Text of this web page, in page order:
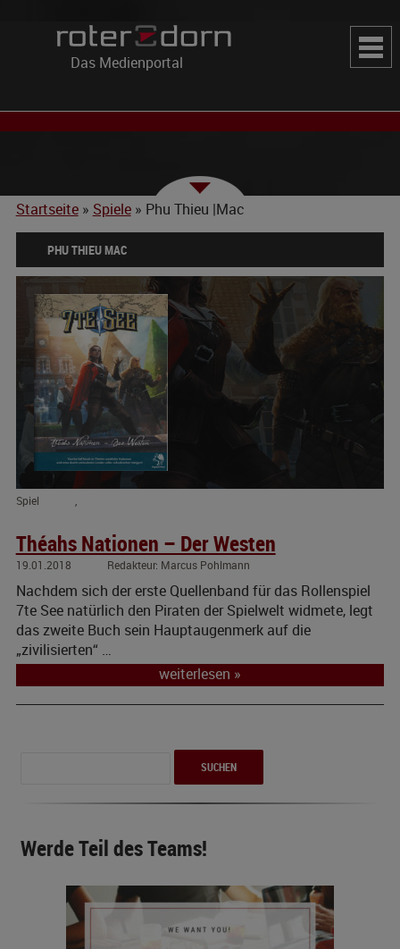
Das Medienportal
Startseite» Spiele» Phu Thieu |Mac
PHU THIEU MAC
Spiel
Théahs Nationen – Der Westen
19.01.2018 Marcus Pohlmann
Nachdem sich der erste Quellenband für das Rollenspiel
7te See natürlich den Piraten der Spielwelt widmete, legt
das zweite Buch sein Hauptaugenmerk auf die
„zivilisierten“ …
weiterlesen »
Werde Teil des Teams!